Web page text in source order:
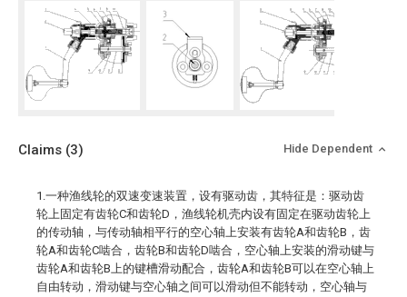
Claims (3) Hide Dependent
1.一种渔线轮的双速变速装置，设有驱动齿，其特征是：驱动齿
轮上固定有齿轮C和齿轮D，渔线轮机壳内设有固定在驱动齿轮上
的传动轴，与传动轴相平行的空心轴上安装有齿轮A和齿轮B，齿
轮A和齿轮C啮合，齿轮B和齿轮D啮合，空心轴上安装的滑动键与
齿轮A和齿轮B上的键槽滑动配合，齿轮A和齿轮B可以在空心轴上
自由转动，滑动键与空心轴之间可以滑动但不能转动，空心轴与